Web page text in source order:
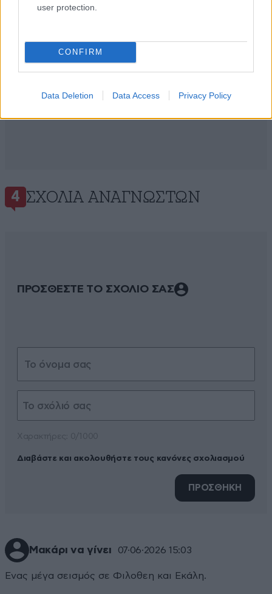
user protection.
CONFIRM
Data Deletion Data Access Privacy Policy
4 ΣΧΌΛΙΑ ΑΝΑΓΝΩΣΤΏΝ
ΠΡΟΣΘΕΣΤΕ ΤΟ ΣΧΟΛΙΟ ΣΑΣ
Διαβάστε και ακολουθήστε τους κανόνες σχολιασμού
ΠΡΟΣΘΗΚΗ
Μακάρι να γίνει 07·06·2026 15:03
Ενας μέγα σεισμός σε Φιλοθεη και Εκάλη.